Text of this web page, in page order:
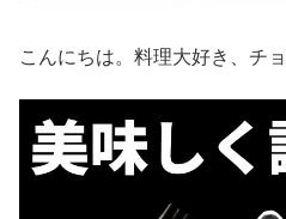
こんにちは。料理大好き、チョ